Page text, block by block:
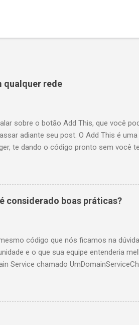
qualquer rede
sobre o botão Add This, que você
adiante seu post. O Add This é
te dando o código pronto sem você
e escolha seu tipo de site, blog ou
se você possuir. Não falaremos
para colocar o botão no blog é este:
considerado boas práticas?
código que nós ficamos na
e o que sua equipe entenderia
Service chamado
vai querer que
responda um erro qualquer, tipo